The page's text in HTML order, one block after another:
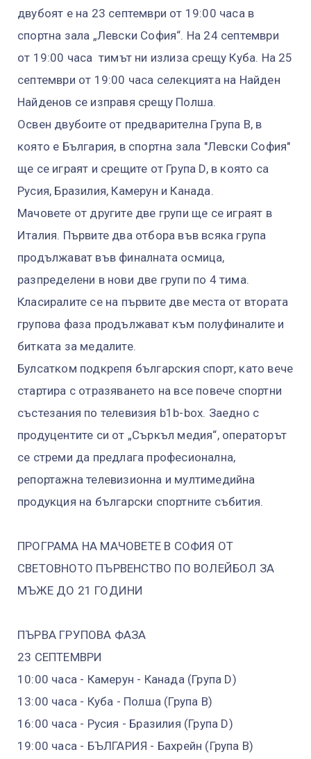
двубоят е на 23 септември от 19:00 часа в
спортна зала „Левски София“. На 24 септември
от 19:00 часа тимът ни излиза срещу Куба. На 25
септември от 19:00 часа селекцията на Найден
Найденов се изправя срещу Полша.
Освен двубоите от предварителна Група В, в
която е България, в спортна зала "Левски София"
ще се играят и срещите от Група D, в която са
Русия, Бразилия, Камерун и Канада.
Мачовете от другите две групи ще се играят в
Италия. Първите два отбора във всяка група
продължават във финалната осмица,
разпределени в нови две групи по 4 тима.
Класиралите се на първите две места от втората
групова фаза продължават към полуфиналите и
битката за медалите.
Булсатком подкрепя българския спорт, като вече
стартира с отразяването на все повече спортни
състезания по телевизия b1b-box. Заедно с
продуцентите си от „Съркъл медия“, операторът
се стреми да предлага професионална,
репортажна телевизионна и мултимедийна
продукция на български спортните събития.
ПРОГРАМА НА МАЧОВЕТЕ В СОФИЯ ОТ
СВЕТОВНОТО ПЪРВЕНСТВО ПО ВОЛЕЙБОЛ ЗА
МЪЖЕ ДО 21 ГОДИНИ
ПЪРВА ГРУПОВА ФАЗА
23 СЕПТЕМВРИ
10:00 часа - Камерун - Канада (Група D)
13:00 часа - Куба - Полша (Група B)
16:00 часа - Русия - Бразилия (Група D)
19:00 часа - БЪЛГАРИЯ - Бахрейн (Група B)